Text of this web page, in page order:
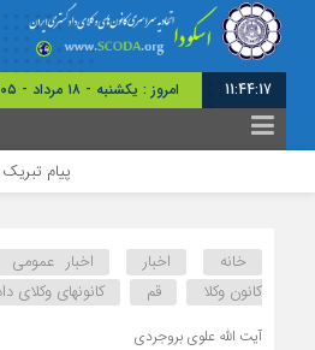
11:44:17 امروز : یکشنبه - ۱۸ مرداد - ۱۴۰۵
پیام تبریک
خانه اخبار اخبار عمومی
کانون وکلا
قم کانونهای وکلای
آیت الله علوی بروجردی